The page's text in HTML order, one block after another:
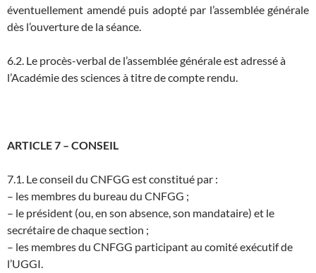
éventuellement amendé puis adopté par l’assemblée générale
dès l’ouverture de la séance.
6.2. Le procès-verbal de l’assemblée générale est adressé à
l’Académie des sciences à titre de compte rendu.
ARTICLE 7 – CONSEIL
7.1. Le conseil du CNFGG est constitué par :
– les membres du bureau du CNFGG ;
– le président (ou, en son absence, son mandataire) et le
secrétaire de chaque section ;
– les membres du CNFGG participant au comité exécutif de
l’UGGI.